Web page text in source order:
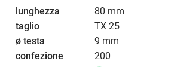
80 mm
TX 25
9 mm
200